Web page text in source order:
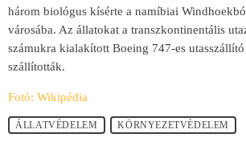
három biológus kísérte a namíbiai
városába. Az állatokat a transzkontinentális
számukra kialakított Boeing 747-es
szállították.
Fotó: Wikipédia
ÁLLATVÉDELEM KÖRNYEZETVÉDELEM